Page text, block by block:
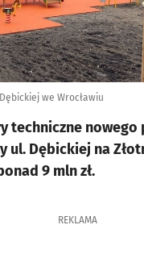
we Wrocławiu
techniczne nowego
ul. Dębickiej na
9 mln zł.
REKLAMA